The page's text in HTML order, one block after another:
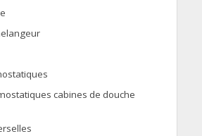
cabines de douche